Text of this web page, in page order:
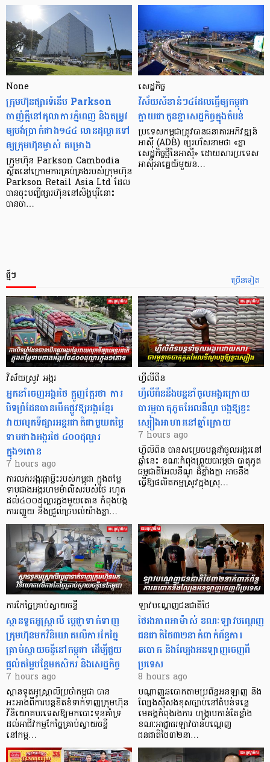
None
ក្រុមហ៊ុនផ្សារទំនើប Parkson
ចាញ់ក្ដីនៅតុលាការភ្នំពេញ និងតម្រូវ
ឲ្យបង់ប្រាក់ជាង១៤៤ លានដុល្លារទៅ
ឲ្យក្រុមហ៊ុនម្ចាស់ គម្រោង
ក្រុមហ៊ុន Parkson Cambodia
ស្ថិតនៅក្រោមការគ្រប់គ្រងរបស់ក្រុមហ៊ុន
Parkson Retail Asia Ltd ដែល
បានចុះបញ្ចីផ្សារហ៊ុននៅសិង្ហបុរីនោះ
បានចា…
សេដ្ឋកិច្ច​
វិស័យ​សំខាន់ៗ​៤​ដែល​ធ្វើ​ឲ្យ​កម្ពុជា​
ក្លាយ​ជា​កូន​ខ្លា​សេដ្ឋកិច្ច​ក្នុង​តំបន់
ប្រទេស​កម្ពុជា​ត្រូវ​បាន​ធនាគារ​អភិវឌ្ឍន៍​
អាស៊ី (ADB) ឲ្យ​រហ័ស​នាមថា «ខ្លា​
សេដ្ឋកិច្ច​ថ្មី​នៃ​អាស៊ី» ដោយសារ​ប្រទេស​
អាស៊ី​អាគ្នេយ៍​មួយ​ន…
ច្រើនទៀត
ថ្មីៗ
វិស័យស្រូវ អង្ករ
អ្នកនាំចេញអង្ករថៃ ត្អូញត្អែរថា ការ
បិទព្រំដែនបានបើកផ្លូវឱ្យអង្ករខ្មែរ
វាយលុកទីផ្សារអន្តរជាតិជាមួយតម្លៃ
ទាបជាងអង្ករថៃ ៤០០ដុល្លារ
ក្នុង១តោន
7 hours ago
ការលក់អង្ករផ្កាម្លិះរបស់កម្ពុជា ក្នុងតម្លៃ
ទាបជាងអង្ករហមម៉ាលិសរបស់ថៃ រហូត
ដល់៤០០ដុល្លារក្នុងមួយតោន កំពុងបង្ក
ការរញ្ជួយ និងជ្រួលច្របល់យ៉ាងខ្លា…
ហ្វីលីពីន
ហ្វីលីពីននឹងបន្តនាំចូលអង្ករក្រោយ
បារម្ភបាតុភូតអែលនីណូ បង្កឱ្យខ្វះ
ស្បៀងអាហារនៅឆ្នាំក្រោយ
7 hours ago
ហ្វីលីពីន បាន​សម្រេចបន្តនាំចូលអង្ករនៅ
ឆ្នាំនេះ ខណៈកំពុងព្រួយបារម្ភថា បាតុភូត
ធម្មជាតិអែលនីណូ ដ៏ខ្លាំងក្លា​ អាចនឹង
ធ្វើឱ្យផលិតកម្មស្រូវក្នុងស្រុ…
ការកែច្នៃគ្រាប់ស្វាយចន្ទី
ស្ថានទូតអូស្ត្រាលី ប្តេជ្ញាទាក់ទាញ
ក្រុមហ៊ុនមក​វិនិយោគលើការកែច្នៃ
គ្រាប់ស្វាយចន្ទីនៅកម្ពុជា ដើម្បីជួយ
ផ្តល់តម្លៃបន្ថែមកសិករ និងសេដ្ឋកិច្ច
7 hours ago
ស្ថានទូតអូស្ត្រាលីប្រចាំកម្ពុជា បាន
អះអាងពីការបន្តខិតខំទាក់ទាញក្រុមហ៊ុន
វិនិយោគបរទេសឱ្យមកបោះទុនគាំទ្រ
ដល់អាជីវកម្មកែច្នៃគ្រាប់ស្វាយចន្ទី
នៅកម្ព…
ឡាវបណ្តេញជនជាតិថៃ
ថៃរងភាពអាម៉ាស់ ខណៈឡាវបណ្តេញ
ជនជាតិថៃ៣២នាក់ពាក់ព័ន្ធការ
ឆបោក និងល្បែងអនឡាញចេញពី
ប្រទេស
8 hours ago
បណ្តាញឆបោកតាមប្រព័ន្ធអនឡាញ និង
ល្បែងស៊ីសងខុសច្បាប់នៅតំបន់ទន្លេ
មេគង្គកំពុងរងការ បង្ក្រាប​កាន់តែខ្លាំង
ខណៈអាជ្ញាធរឡាវបានបណ្តេញ
ជនជាតិថៃ៣២នា…